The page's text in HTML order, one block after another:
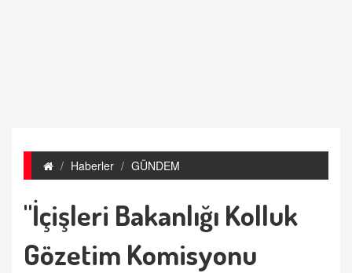
Haberler GÜNDEM
"İçişleri Bakanlığı Kolluk
Gözetim Komisyonu